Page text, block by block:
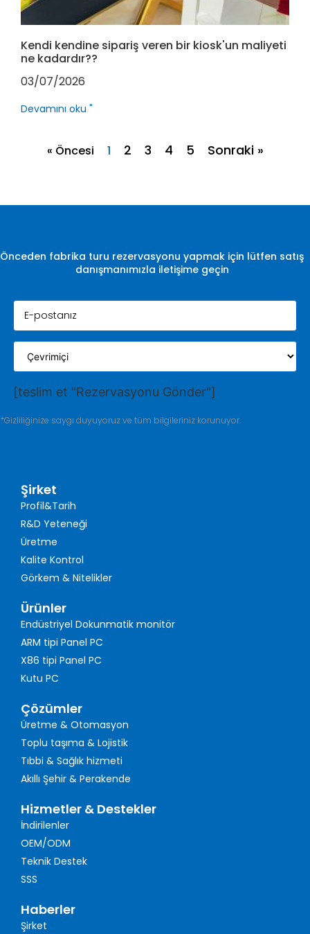
Kendi kendine sipariş veren bir kiosk'un maliyeti
ne kadardır??
03/07/2026
Devamını oku "
« Öncesi 1 2 3 4 5 Sonraki »
Önceden fabrika turu rezervasyonu yapmak için lütfen satış
danışmanımızla iletişime geçin
[teslim et "Rezervasyonu Gönder"]
*Gizliliğinize saygı duyuyoruz ve tüm bilgileriniz korunuyor.
Şirket
Profil&Tarih
R&D Yeteneği
Üretme
Kalite Kontrol
Görkem & Nitelikler
Ürünler
Endüstriyel Dokunmatik monitör
ARM tipi Panel PC
X86 tipi Panel PC
Kutu PC
Çözümler
Üretme & Otomasyon
Toplu taşıma & Lojistik
Tıbbi & Sağlık hizmeti
Akıllı Şehir & Perakende
Hizmetler & Destekler
İndirilenler
OEM/ODM
Teknik Destek
SSS
Haberler
Şirket